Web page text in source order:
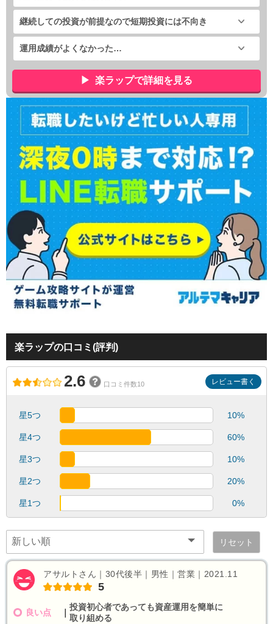
継続しての投資が前提なので短期投資には不向き
運用成績がよくなかった…
楽ラップで詳細を見る
楽ラップの口コミ(評判)
2.6 口コミ件数10 レビュー書く
星5つ 10%
星4つ 60%
星3つ 10%
星2つ 20%
星1つ 0%
リセット
アサルトさん｜30代後半｜男性｜営業｜2021.11
5
良い点
投資初心者であっても資産運用を簡単に
取り組める